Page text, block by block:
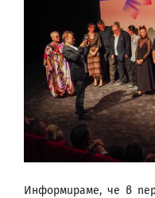
Информираме, че в